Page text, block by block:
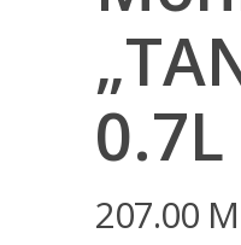
0.7L
207.00